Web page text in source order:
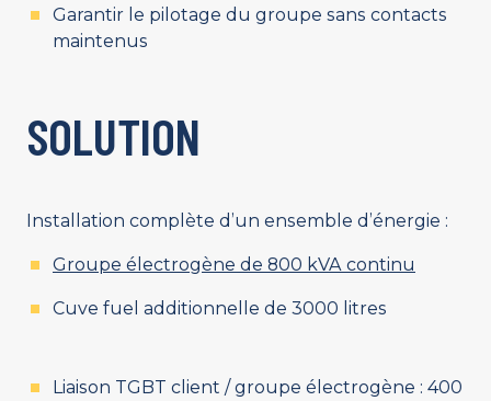
Garantir le pilotage du groupe sans contacts
maintenus
SOLUTION
Installation complète d’un ensemble d’énergie :
Groupe électrogène de 800 kVA continu
Cuve fuel additionnelle de 3000 litres
Liaison TGBT client / groupe électrogène : 400